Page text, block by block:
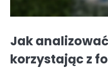
Jak
korzystając z